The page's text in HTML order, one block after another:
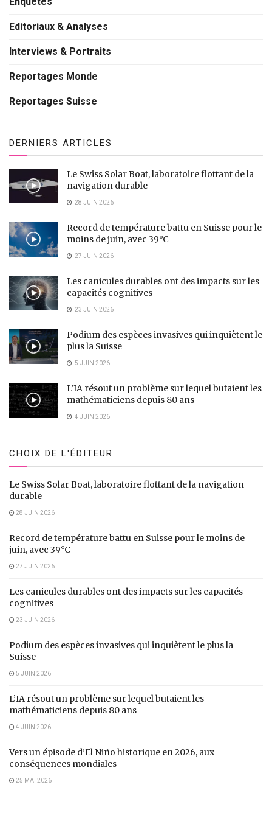
The event was attended by about 1000 people. Here a
1de 7 ©Marina Cavazza /CERN - +
Tags: Al Gore Benoit Delille CERN Fabiola Gianotti
Global challenges Joeri Rogelj Rebeca Grynspan
USA
Editoriaux & Analyses
Interviews & Portraits
Reportages Monde
Reportages Suisse
DERNIERS ARTICLES
Le Swiss Solar Boat, laboratoire flottant de la
navigation durable
28 JUIN 2026
Record de température battu en Suisse pour le
moins de juin, avec 39°C
27 JUIN 2026
Les canicules durables ont des impacts sur les
capacités cognitives
23 JUIN 2026
Podium des espèces invasives qui inquiètent le
plus la Suisse
5 JUIN 2026
L’IA résout un problème sur lequel butaient les
mathématiciens depuis 80 ans
4 JUIN 2026
CHOIX DE L'ÉDITEUR
Le Swiss Solar Boat, laboratoire flottant de la navigation
durable
28 JUIN 2026
Record de température battu en Suisse pour le moins de
juin, avec 39°C
27 JUIN 2026
Les canicules durables ont des impacts sur les capacités
cognitives
23 JUIN 2026
Podium des espèces invasives qui inquiètent le plus la
Suisse
5 JUIN 2026
L’IA résout un problème sur lequel butaient les
mathématiciens depuis 80 ans
4 JUIN 2026
Vers un épisode d’El Niño historique en 2026, aux
conséquences mondiales
25 MAI 2026